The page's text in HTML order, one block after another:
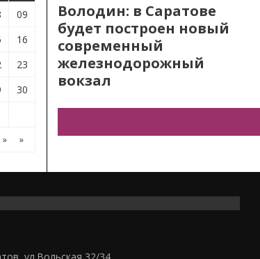
09
16
23
30
» »
Володин: в Саратове
будет построен новый
современный
железнодорожный
вокзал